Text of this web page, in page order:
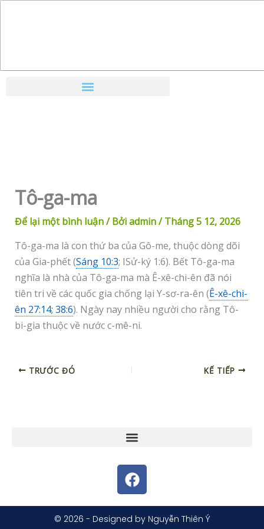
Tô-ga-ma
Để lại một bình luận/ Bởiadmin/Tháng 5 12, 2026
Tô-ga-ma là con thứ ba của Gô-me, thuộc dòng dõi
của Gia-phết (Sáng 10:3; ISử-ký 1:6). Bết Tô-ga-ma
nghĩa là nhà của Tô-ga-ma mà Ê-xê-chi-ên đã nói
tiên tri về các quốc gia chống lại Y-sơ-ra-ên (Ê-xê-chi-
ên 27:14; 38:6). Ngày nay nhiều người cho rằng Tô-
bi-gia thuộc về nước c-mê-ni.
TRƯỚC ĐÓ KẾ TIẾP
F
a
c
e
© 2026 - Designed by Nguyễn Thiên Ý